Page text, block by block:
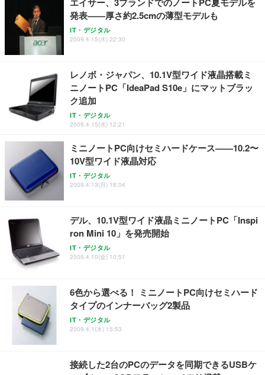
発表——厚さ約2.5cmの薄型モデルも
IT・デジタル
2009.4.15(水) 22:30
レノボ・ジャパン、10.1V型ワイド液晶搭載ミ
ニノートPC「IdeaPad S10e」にマットブラッ
ク追加
IT・デジタル
2009.4.15(水) 12:21
ミニノートPC向けセミハードケース——10.2〜
10V型ワイド液晶対応
IT・デジタル
2009.4.13(月) 18:04
デル、10.1V型ワイド液晶ミニノートPC「Inspi
ron Mini 10」を発売開始
IT・デジタル
2009.4.10(金) 10:51
6色から選べる！ ミニノートPC向けセミハード
タイプのインナーバッグ2製品
IT・デジタル
2009.4.1(水) 15:53
接続した2台のPCのデータを同期できるUSBケ